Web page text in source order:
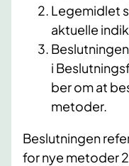
Legemidlet
aktuelle
i
ber om at
metoder.
Beslutningen
for nye metoder